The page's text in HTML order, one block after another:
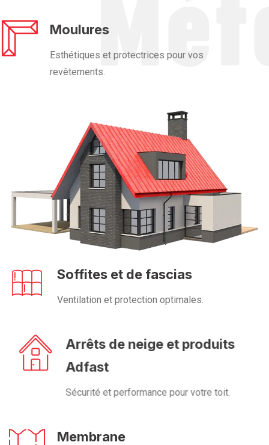
Moulures
Esthétiques et protectrices pour vos
revêtements.
Soffites et de fascias
Ventilation et protection optimales.
Arrêts de neige et produits
Adfast
Sécurité et performance pour votre toit.
Membrane